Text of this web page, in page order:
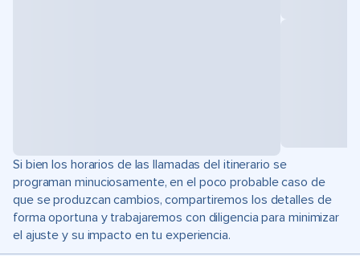
Si bien los horarios de las llamadas del itinerario se
programan minuciosamente, en el poco probable caso de
que se produzcan cambios, compartiremos los detalles de
forma oportuna y trabajaremos con diligencia para minimizar
el ajuste y su impacto en tu experiencia.